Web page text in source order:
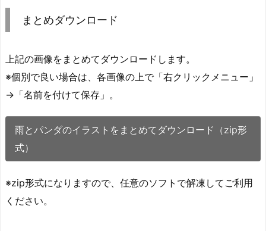
まとめダウンロード
上記の画像をまとめてダウンロードします。
※個別で良い場合は、各画像の上で「右クリックメニュー」
→「名前を付けて保存」。
雨とパンダのイラストをまとめてダウンロード（zip形
式）
※zip形式になりますので、任意のソフトで解凍してご利用
ください。